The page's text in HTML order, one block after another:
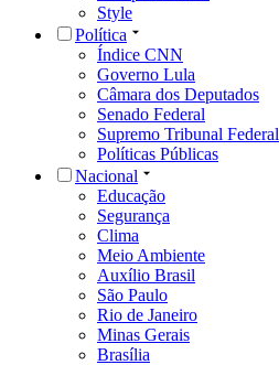
Style
Política
Índice CNN
Governo Lula
Câmara dos Deputados
Senado Federal
Supremo Tribunal Federal
Políticas Públicas
Nacional
Educação
Segurança
Clima
Meio Ambiente
Auxílio Brasil
São Paulo
Rio de Janeiro
Minas Gerais
Brasília